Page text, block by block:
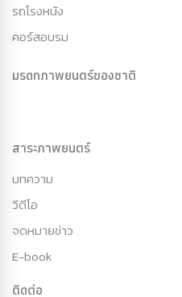
รถโรงหนัง
คอร์สอบรม
มรดกภาพยนตร์ของชาติ
สาระภาพยนตร์
บทความ
วีดีโอ
จดหมายข่าว
E-book
ติดต่อ